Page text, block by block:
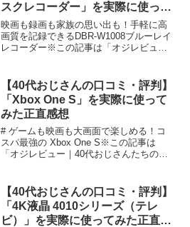
スクレコーダー」を実際に使って
みた正直感想
映画も録画も家族の思い出も！手軽に高
画質を記録できるDBR-W1008ブルーレイ
レコーダー※この記事は「オジレビュー
の口コミ今回編集部が紹介するのは
「DBR-W100...
【40代おじさんの口コミ・評判】
「Xbox One S」を実際に使って
みた正直感想
# ゲームも映画も大画面で楽しめる！コ
スパ最強の Xbox One S※この記事は
「オジレビュー｜40代おじさんたちのが
紹介したいのが「Xbox One S」です。こ
の...
【40代おじさんの口コミ・評判】
「4K液晶 4010シリーズ（テレ
ビ）」を実際に使ってみた正直感